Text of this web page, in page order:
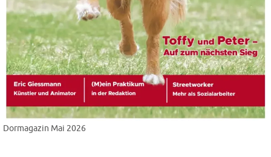
Dormagazin Mai 2026